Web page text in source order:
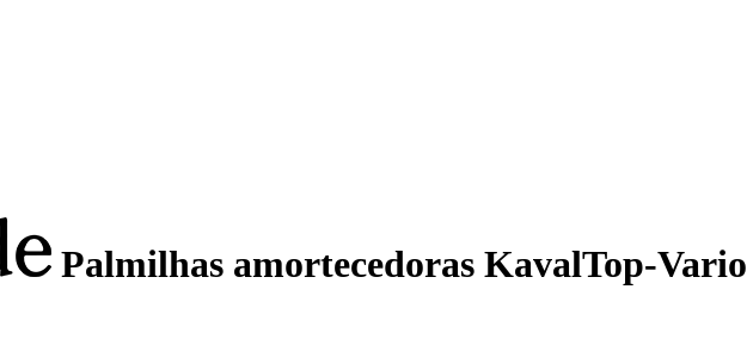
Palmilhas amortecedoras KavalTop-Vario